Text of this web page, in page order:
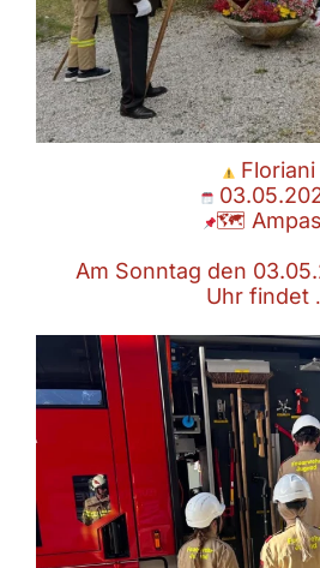
Floriani
🗺
Am Sonntag den
Uhr findet
Technische Übung
17.04.2026
🗺 Ampass
Bei der gestrigen
Apr. 18